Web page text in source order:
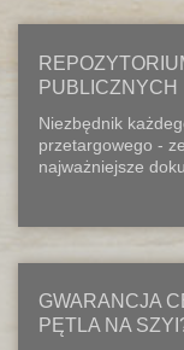
PUBLICZNYCH
Niezbędnik
przetargowego -
najważniejsze
GWARANCJA
PĘTLA NA
Klauzula